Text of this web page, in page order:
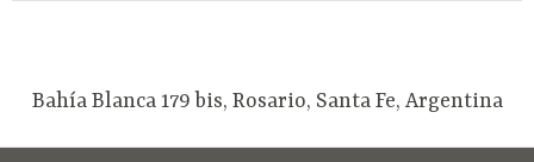
Bahía Blanca 179 bis, Rosario, Santa Fe, Argentina